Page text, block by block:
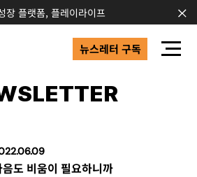
장 플랫폼, 플레이라이프
뉴스레터 구독
음도 비움이 필요하니까